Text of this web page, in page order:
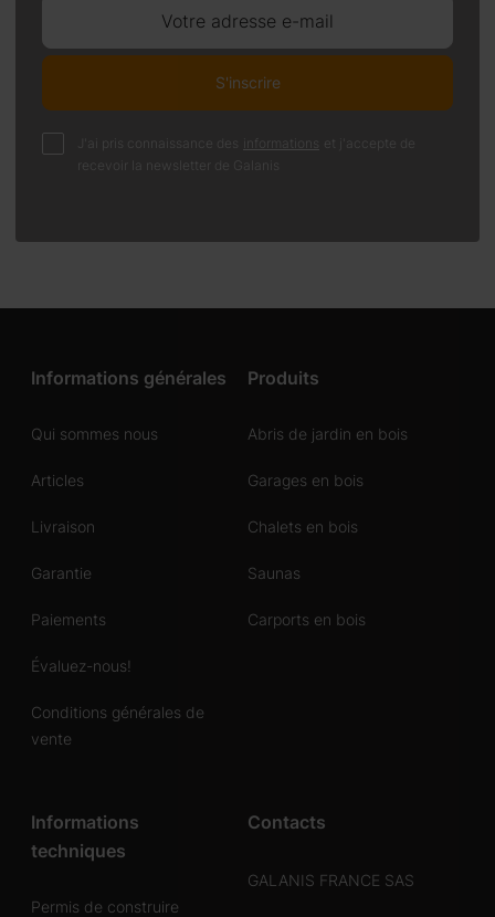
Votre adresse e-mail
S'inscrire
J'ai pris connaissance des informations
et j'accepte de
recevoir la newsletter de Galanis
Informations générales
Qui sommes nous
Articles
Livraison
Garantie
Paiements
Évaluez-nous!
Conditions générales de
vente
Produits
Abris de jardin en bois
Garages en bois
Chalets en bois
Saunas
Carports en bois
Informations
techniques
Permis de construire
Contacts
GALANIS FRANCE SAS